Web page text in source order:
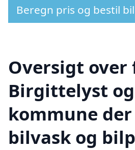
Beregn pris og bestil
Oversigt
Birgittelyst
kommune
bilvask og